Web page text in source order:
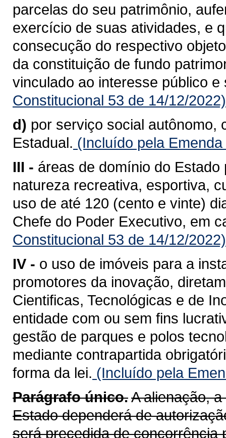
parcelas do seu patrimônio,
exercício de suas atividades, e
consecução do respectivo
da constituição de fundo
vinculado ao interesse público e
Constitucional 53 de 14/12/2022)
d) por serviço social autônomo,
Estadual. (Incluído pela
III - áreas de domínio do
natureza recreativa, esportiva,
uso de até 120 (cento e vinte)
Chefe do Poder Executivo, em
Constitucional 53 de 14/12/2022)
IV - o uso de imóveis para a
promotores da inovação,
Cientificas, Tecnológicas e de
entidade com ou sem fins
gestão de parques e polos
mediante contrapartida
forma da lei. (Incluído pela
Parágrafo único.A alienação,
Estado dependerá de
será precedida de concorrência